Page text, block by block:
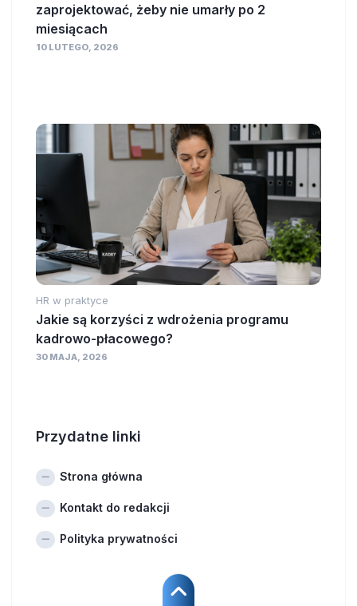
zaprojektować, żeby nie umarły po 2
miesiącach
10 LUTEGO, 2026
HR w praktyce
Jakie są korzyści z wdrożenia programu
kadrowo-płacowego?
30 MAJA, 2026
Przydatne linki
Strona główna
Kontakt do redakcji
Polityka prywatności